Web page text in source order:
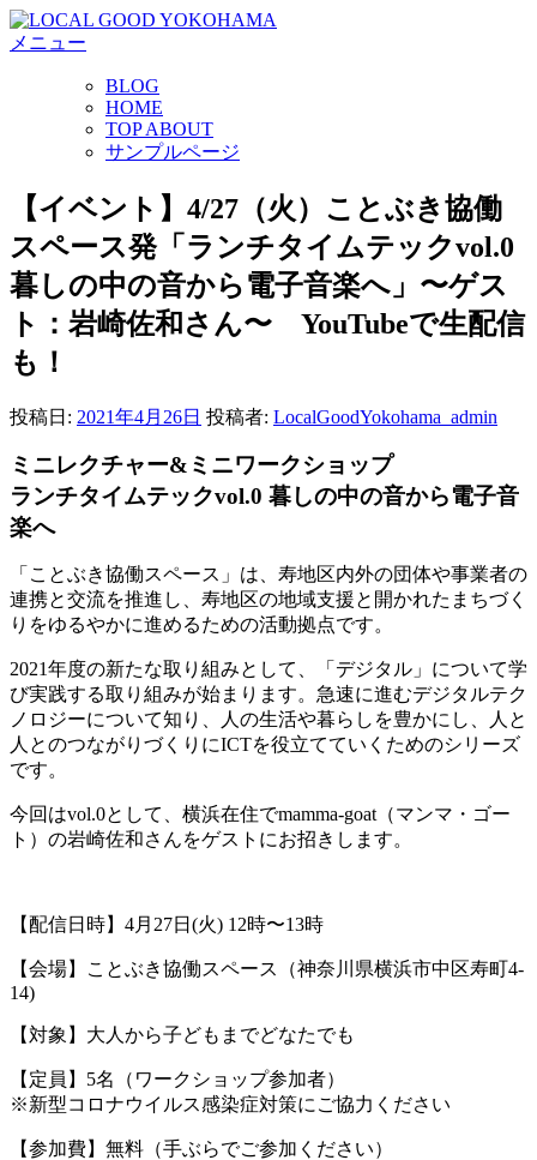
コ
ン
プ
メニュー
BLOG
HOME
TOP ABOUT
サンプルページ
【イベント】4/27（火）ことぶき協働
スペース発「ランチタイムテックvol.0
暮しの中の音から電子音楽へ」〜ゲス
ト：岩崎佐和さん〜 YouTubeで生配信
も！
投稿日: 2021年4月26日 投稿者: LocalGoodYokohama_admin
ミニレクチャー&ミニワークショップ
ランチタイムテックvol.0 暮しの中の音から電子音
楽へ
「ことぶき協働スペース」は、寿地区内外の団体や事業者の
連携と交流を推進し、寿地区の地域支援と開かれたまちづく
りをゆるやかに進めるための活動拠点です。
2021年度の新たな取り組みとして、「デジタル」について学
び実践する取り組みが始まります。急速に進むデジタルテク
ノロジーについて知り、人の生活や暮らしを豊かにし、人と
人とのつながりづくりにICTを役立てていくためのシリーズ
です。
今回はvol.0として、横浜在住でmamma-goat（マンマ・ゴー
ト）の岩崎佐和さんをゲストにお招きします。
【配信日時】4月27日(火) 12時〜13時
【会場】ことぶき協働スペース（神奈川県横浜市中区寿町4-
14)
【対象】大人から子どもまでどなたでも
【定員】5名（ワークショップ参加者）
※新型コロナウイルス感染症対策にご協力ください
【参加費】無料（手ぶらでご参加ください）